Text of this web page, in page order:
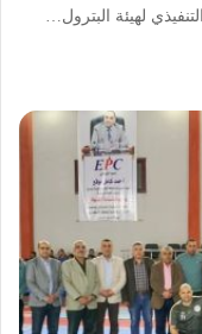
لهيئة البترول…